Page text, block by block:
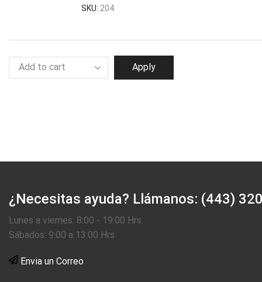
SKU: 204
Apply
¿Necesitas ayuda? Llámanos: (443)
Lunes a viernes: 8:00 - 19:00 Hrs.
Sábados: 9:00 a 13:00 Hrs.
Envia un Correo